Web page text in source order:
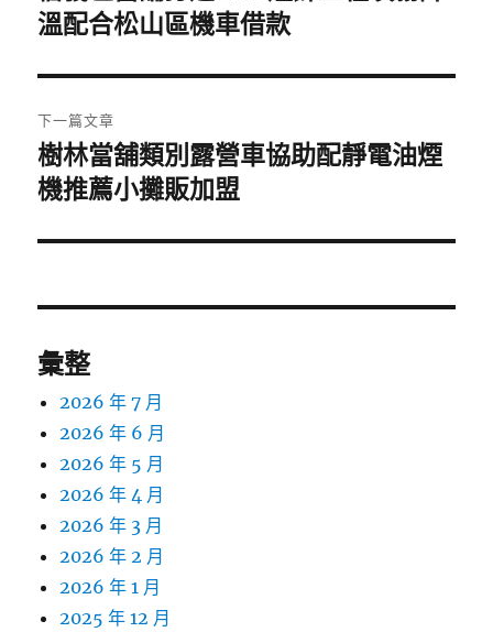
導
覽
一
文
章:
溫配合松山區機車借款
下一篇文章
下
一
文
樹林當舖類別露營車協助配靜電油煙
機推薦小攤販加盟
彙整
2026 年 7 月
2026 年 6 月
2026 年 5 月
2026 年 4 月
2026 年 3 月
2026 年 2 月
2026 年 1 月
2025 年 12 月